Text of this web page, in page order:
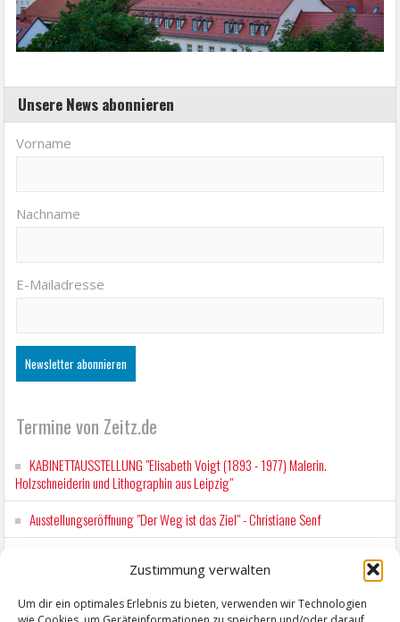
Zustimmung verwalten
Um dir ein optimales Erlebnis zu bieten, verwenden wir Technologien
Unsere News abonnieren
Vorname
Nachname
E-Mailadresse
Termine von Zeitz.de
KABINETTAUSSTELLUNG "Elisabeth Voigt (1893 - 1977) Malerin.
Holzschneiderin und Lithographin aus Leipzig"
Ausstellungseröffnung "Der Weg ist das Ziel" - Christiane Senf